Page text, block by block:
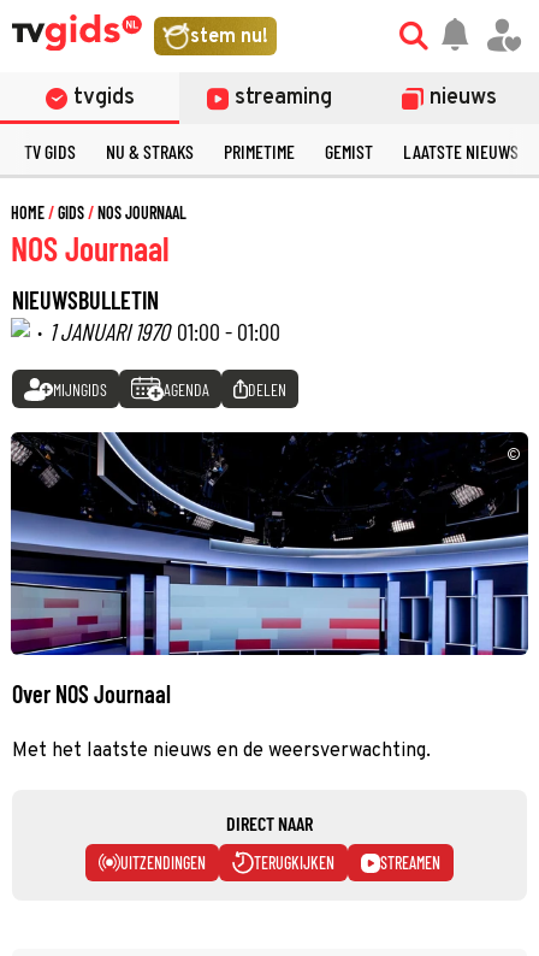
stem nu!
tvgids streaming nieuws
TV GIDS NU & STRAKS PRIMETIME GEMIST LAATSTE NIEUWS
HOME GIDS NOS JOURNAAL
NOS Journaal
NIEUWSBULLETIN
· 1 JANUARI 1970 01:00 - 01:00
MIJNGIDS AGENDA DELEN
©
Over NOS Journaal
Met het laatste nieuws en de weersverwachting.
DIRECT NAAR
UITZENDINGEN TERUGKIJKEN STREAMEN